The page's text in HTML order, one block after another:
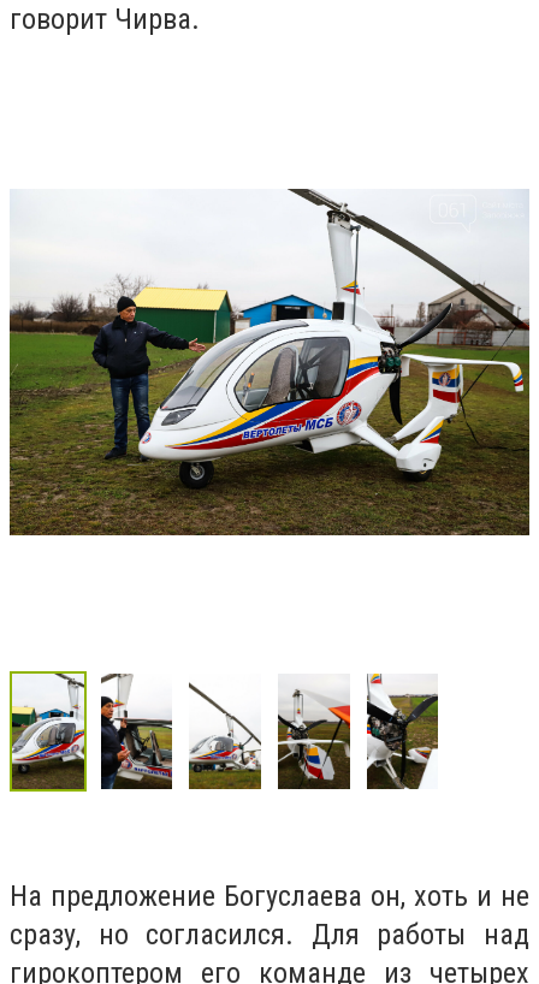
говорит Чирва.
На предложение Богуслаева он, хоть и не
сразу, но согласился. Для работы над
гирокоптером его команде из четырех